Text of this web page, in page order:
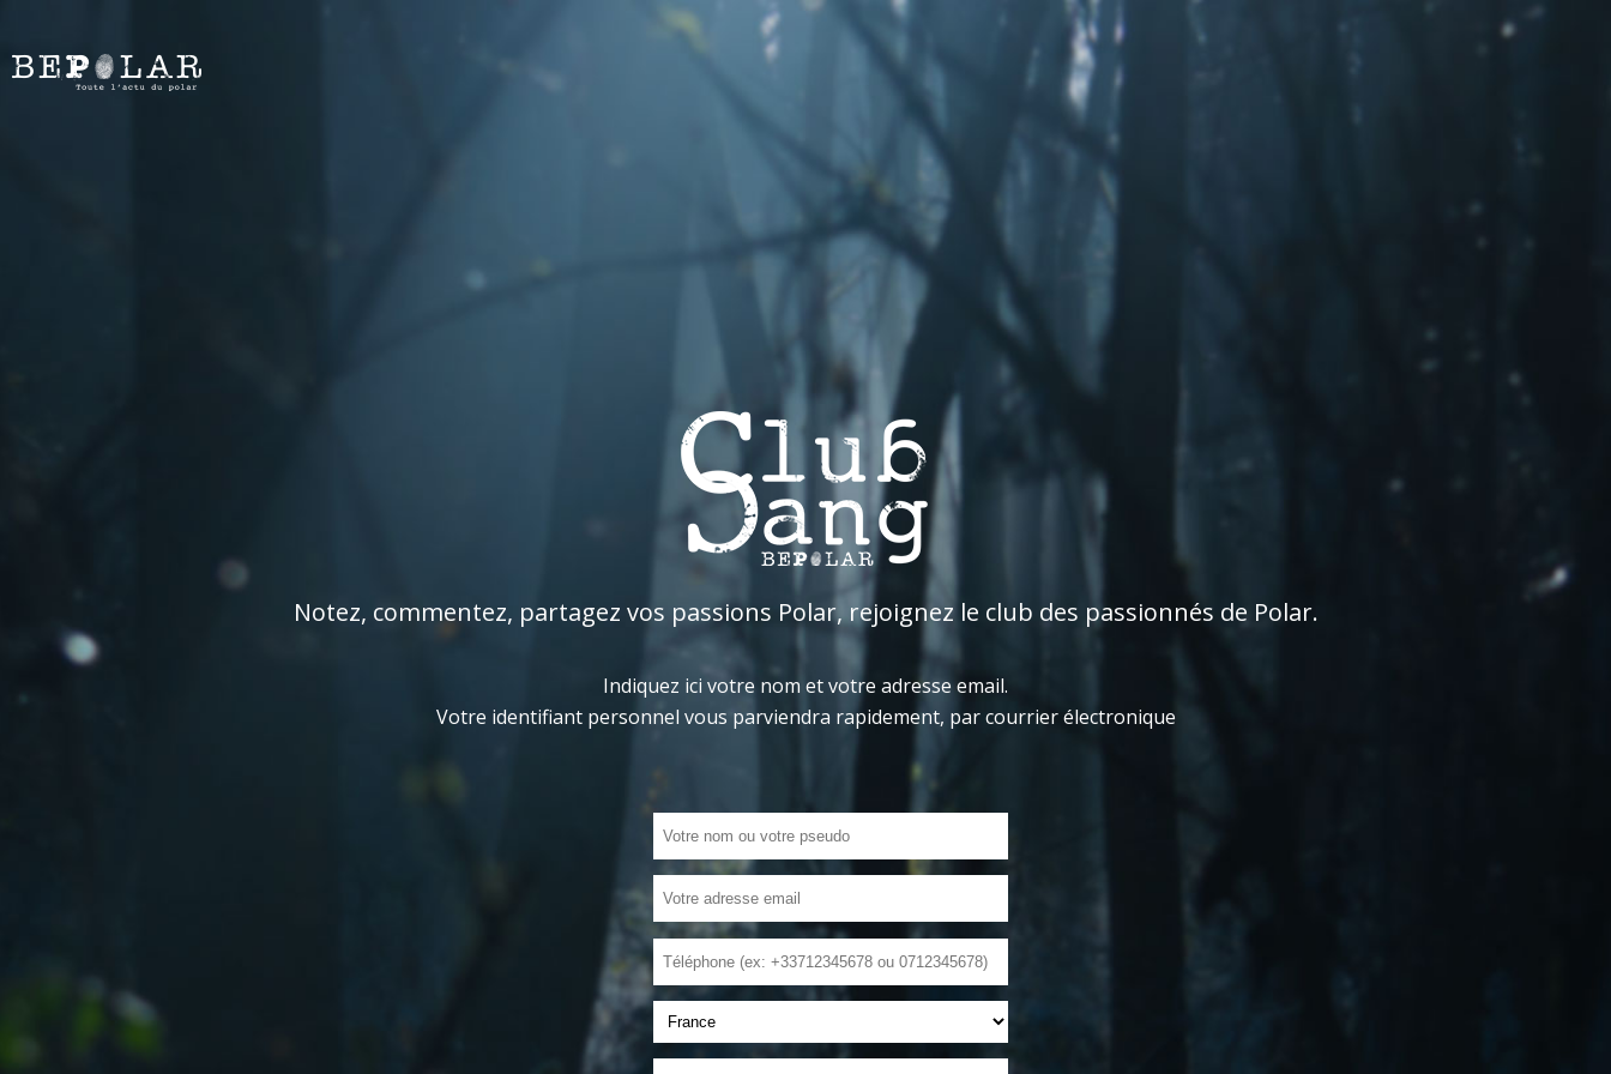
Notez, commentez, partagez vos passions Polar, rejoignez le club des passionnés de Polar.
Indiquez ici votre nom et votre adresse email.
Votre identifiant personnel vous parviendra rapidement, par courrier électronique